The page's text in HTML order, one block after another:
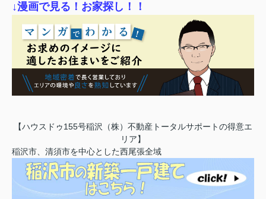
↓漫画で見る！お家探し！！
【ハウスドゥ155号稲沢（株）不動産トータルサポートの得意エ
リア】
稲沢市、清須市を中心とした西尾張全域